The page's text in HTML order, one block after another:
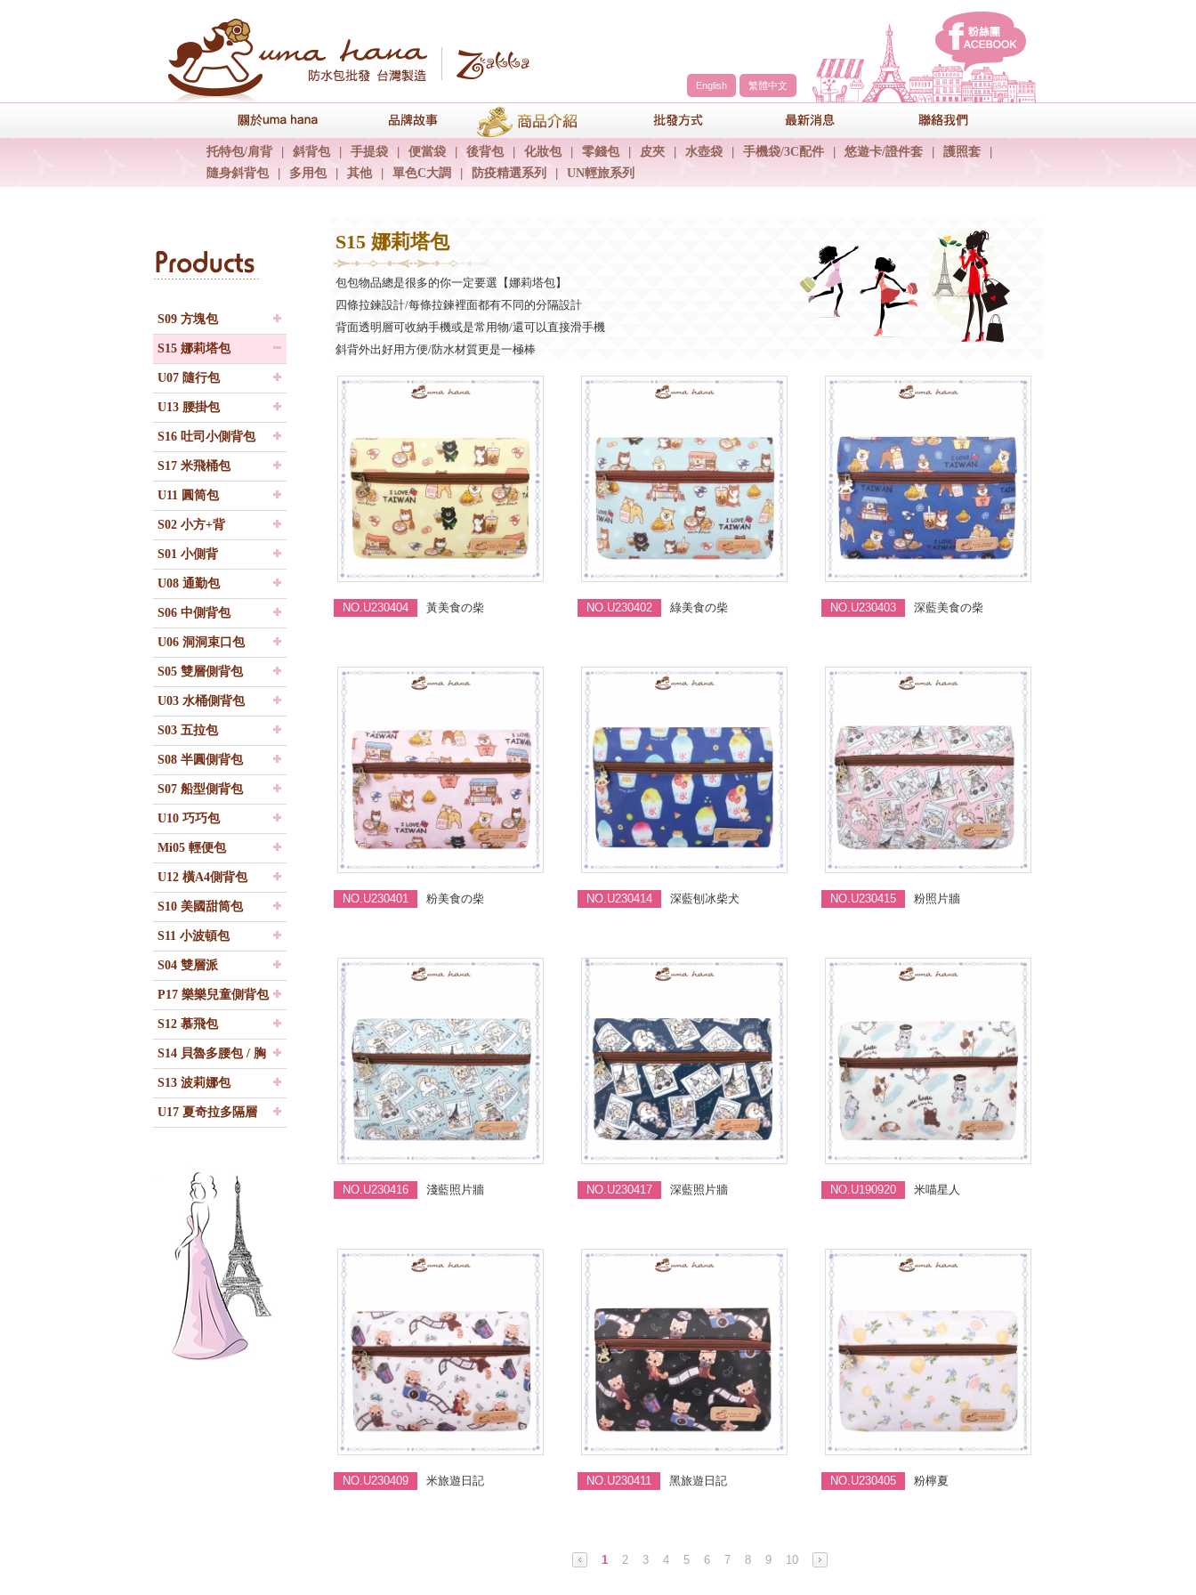
English 繁體中文
關於uma hana 品牌故事
托特包/肩背 斜背包 手提袋 便當袋 後背包 化妝包 零錢包 皮夾 水壺袋 手機袋/3C配件 悠遊卡/證件套 護照套
隨身斜背包
多用包 其他 單色C大調 防疫精選系列 UN輕旅系列
包包批發方式
Products
S09 方塊包
S15 娜莉塔包
U07 隨行包
U13 腰掛包
S16 吐司小側背包
S17 米飛桶包
U11 圓筒包
S02 小方+背
S01 小側背
U08 通勤包
S06 中側背包
U06 洞洞束口包
S05 雙層側背包
U03 水桶側背包
S03 五拉包
S08 半圓側背包
S07 船型側背包
U10 巧巧包
Mi05 輕便包
U12 橫A4側背包
S10 美國甜筒包
S11 小波頓包
S04 雙層派
P17 樂樂兒童側背包
S12 慕飛包
S14 貝魯多腰包 / 胸
包
S13 波莉娜包
U17 夏奇拉多隔層
S15 娜莉塔包
包包物品總是很多的你一定要選【娜莉塔包】
四條拉鍊設計/每條拉鍊裡面都有不同的分隔設計
背面透明層可收納手機或是常用物/還可以直接滑手機
斜背外出好用方便/防水材質更是一極棒
NO.U230404 黃美食の柴 NO.U230402 綠美食の柴 NO.U230403 深藍美食の柴
NO.U230401 粉美食の柴 NO.U230414 深藍刨冰柴犬 NO.U230415 粉照片牆
NO.U230416 淺藍照片牆 NO.U230417 深藍照片牆 NO.U190920 米喵星人
NO.U230409 米旅遊日記 NO.U230411 黑旅遊日記 NO.U230405 粉檸夏
1 2 3 4 5 6 7 8 9 10